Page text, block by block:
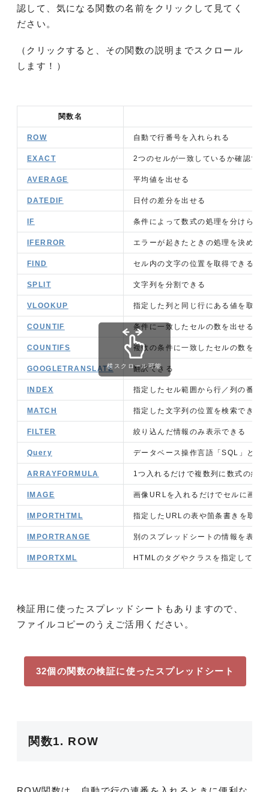
認して、気になる関数の名前をクリックして見てく
ださい。
（クリックすると、その関数の説明までスクロール
します！）
関数名
ROW 自動で行番号を入れられる
EXACT 2つのセルが一致しているか確認でき
AVERAGE 平均値を出せる
DATEDIF 日付の差分を出せる
IF 条件によって数式の処理を分けられ
IFERROR エラーが起きたときの処理を決めら
FIND セル内の文字の位置を取得できる
SPLIT 文字列を分割できる
VLOOKUP 指定した列と同じ行にある値を取得
COUNTIF 条件に一致したセルの数を出せる
COUNTIFS 複数の条件に一致したセルの数を出
GOOGLETRANSLATE 翻訳できる
INDEX 指定したセル範囲から行／列の番号
MATCH 指定した文字列の位置を検索できる
FILTER 絞り込んだ情報のみ表示できる
Query データベース操作言語「SQL」と同
ARRAYFORMULA 1つ入れるだけで複数列に数式の結果
IMAGE 画像URLを入れるだけでセルに画像
IMPORTHTML 指定したURLの表や箇条書きを取得
IMPORTRANGE 別のスプレッドシートの情報を表示
IMPORTXML HTMLのタグやクラスを指定してデ
横スクロール可能
検証用に使ったスプレッドシートもありますので、
ファイルコピーのうえご活用ください。
32個の関数の検証に使ったスプレッドシート
関数1. ROW